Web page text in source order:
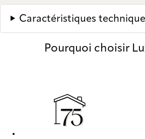
Caractéristiques
Pourquoi choisir